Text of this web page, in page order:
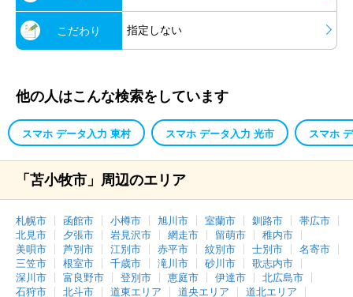
こだわり 指定しない
他の人はこんな検索をしています
スマホ データ入力 東村 スマホ データ入力 光市 スマホ
「苫小牧市」周辺のエリア
札幌市 函館市 小樽市 旭川市 室蘭市 釧路市
帯広市
北見市
夕張市 岩見沢市 網走市 留萌市
稚内市
美唄市
芦別市 江別市 赤平市 紋別市 士別市
名寄市
三笠市
根室市 千歳市 滝川市 砂川市
歌志内市
深川市
富良野市 登別市 恵庭市 伊達市
北広島市
石狩市
北斗市 道東エリア 道央エリア 道北エリア